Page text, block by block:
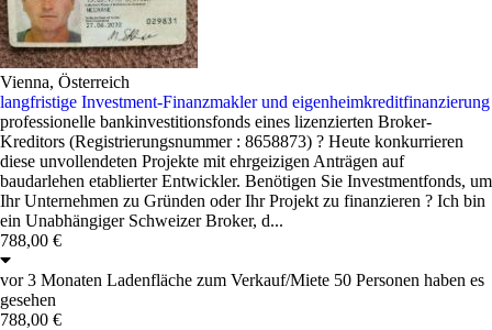
Vienna, Österreich
langfristige Investment-Finanzmakler und eigenheimkreditfinanzierung
professionelle bankinvestitionsfonds eines lizenzierten Broker-
Kreditors (Registrierungsnummer : 8658873) ? Heute konkurrieren
diese unvollendeten Projekte mit ehrgeizigen Anträgen auf
baudarlehen etablierter Entwickler. Benötigen Sie Investmentfonds, um
Ihr Unternehmen zu Gründen oder Ihr Projekt zu finanzieren ? Ich bin
ein Unabhängiger Schweizer Broker, d...
788,00 €
vor 3 Monaten Ladenfläche zum Verkauf/Miete 50 Personen haben es
gesehen
788,00 €